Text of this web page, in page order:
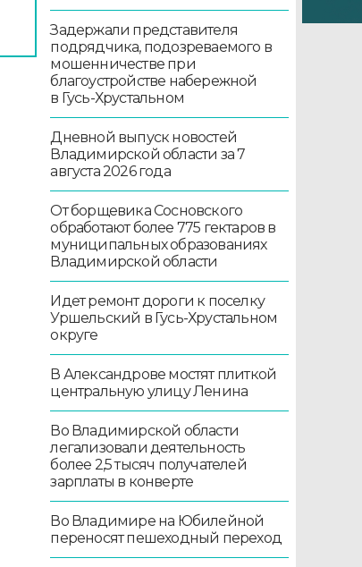
Задержали представителя
подрядчика, подозреваемого в
мошенничестве при
благоустройстве набережной
в Гусь-Хрустальном
Дневной выпуск новостей
Владимирской области за 7
августа 2026 года
От борщевика Сосновского
обработают более 775 гектаров в
муниципальных образованиях
Владимирской области
Идет ремонт дороги к поселку
Уршельский в Гусь-Хрустальном
округе
В Александрове мостят плиткой
центральную улицу Ленина
Во Владимирской области
легализовали деятельность
более 2,5 тысяч получателей
зарплаты в конверте
Во Владимире на Юбилейной
переносят пешеходный переход